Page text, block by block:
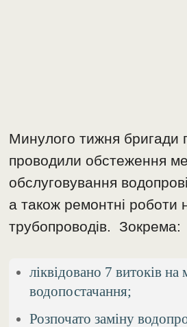
Минулого тижня бригади
проводили обстеження
обслуговування
а також ремонтні роботи
трубопроводів. Зокрема:
ліквідовано 7 витоків на
водопостачання;
Розпочато заміну